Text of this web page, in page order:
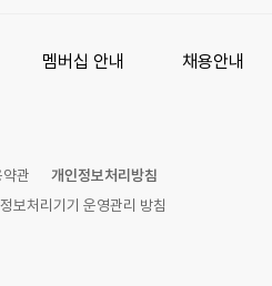
멤버십 안내 채용안내
약관
개인정보처리방침
보처리기기 운영관리 방침